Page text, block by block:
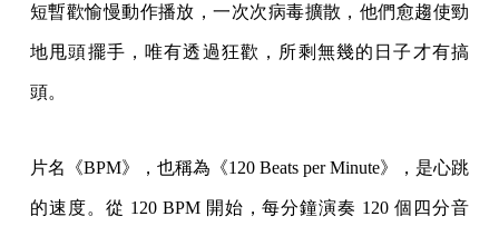
短暫歡愉慢動作播放，一次次病毒擴散，他們愈趨使勁
地甩頭擺手，唯有透過狂歡，所剩無幾的日子才有搞
頭。
片名《BPM》，也稱為《120 Beats per Minute》，是心跳
的速度。從 120 BPM 開始，每分鐘演奏 120 個四分音